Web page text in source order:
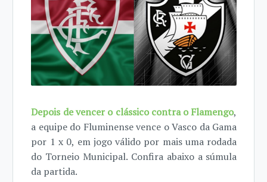
Depois de vencer o clássico contra o Flamengo,
a equipe do Fluminense vence o Vasco da Gama
por 1 x 0, em jogo válido por mais uma rodada
do Torneio Municipal. Confira abaixo a súmula
da partida.